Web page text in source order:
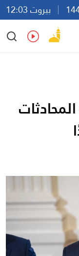
بيروت 12:03
Ar
En Fr Es